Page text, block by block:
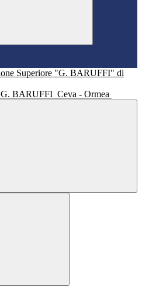
G. BARUFFI Ceva - Ormea